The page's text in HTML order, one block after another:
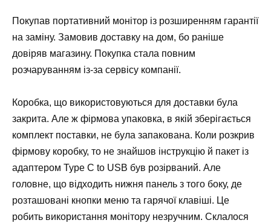
Покупав портативний монітор із розширенням гарантії
на заміну. Замовив доставку на дом, бо раніше
довіряв магазину. Покупка стала повним
розчаруванням із-за сервісу компанії.
Коробка, що використовуються для доставки була
закрита. Але ж фірмова упаковка, в якій зберігається
комплект поставки, не була запакована. Коли розкрив
фірмову коробку, то не знайшов інструкцію й пакет із
адаптером Type C to USB був розірваний. Але
головне, що відходить нижня панель з того боку, де
розташовані кнопки меню та гарячої клавіші. Це
робить використання монітору незручним. Склалося